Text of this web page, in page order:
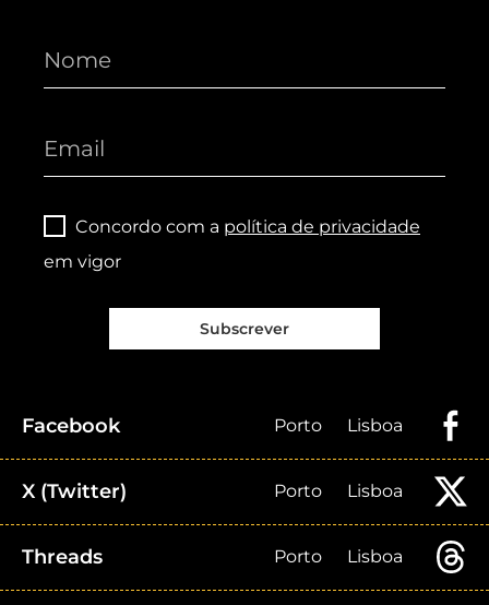
Concordo com a política de privacidade
em vigor
Subscrever
Facebook Porto Lisboa
X (Twitter) Porto Lisboa
Threads Porto Lisboa